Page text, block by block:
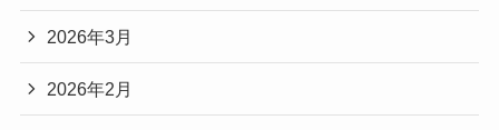
2026年3月
2026年2月